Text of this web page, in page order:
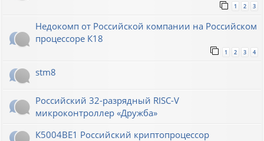
1 2 3
Недокомп от Российской компании на Российском
процессоре К18
1 2 3 4
stm8
Российский 32-разрядный RISC-V
микроконтроллер «Дружба»
К5004ВЕ1 Российский криптопроцессор